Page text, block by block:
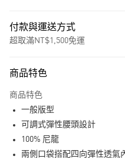
付款與運送方式
超取滿NT$1,500免運
LINE Pay
商品特色
商品特色
一般版型
可調式彈性腰頭設計
100% 尼龍
兩側口袋搭配四向彈性透氣